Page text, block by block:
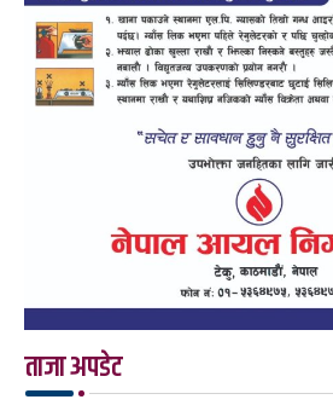
ताजा अपडेट